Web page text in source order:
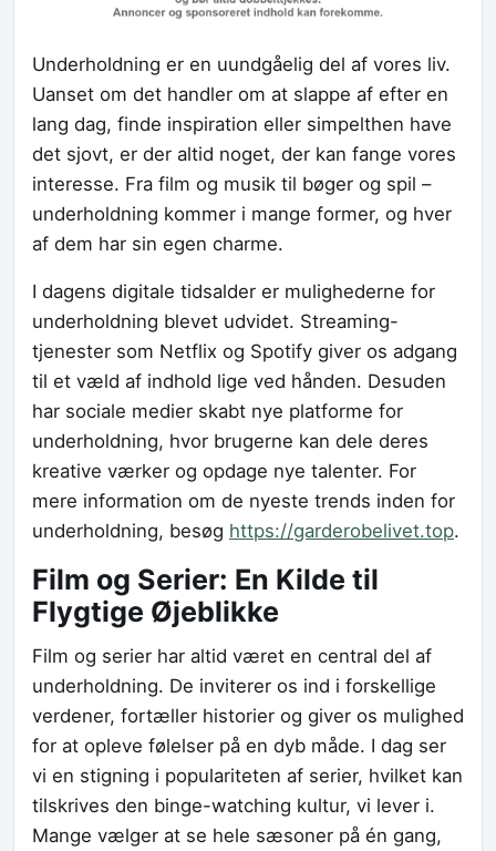
Underholdning er en uundgåelig del af vores liv.
Uanset om det handler om at slappe af efter en
lang dag, finde inspiration eller simpelthen have
det sjovt, er der altid noget, der kan fange vores
interesse. Fra film og musik til bøger og spil –
underholdning kommer i mange former, og hver
af dem har sin egen charme.
I dagens digitale tidsalder er mulighederne for
underholdning blevet udvidet. Streaming-
tjenester som Netflix og Spotify giver os adgang
til et væld af indhold lige ved hånden. Desuden
har sociale medier skabt nye platforme for
underholdning, hvor brugerne kan dele deres
kreative værker og opdage nye talenter. For
mere information om de nyeste trends inden for
underholdning, besøg https://garderobelivet.top.
Film og Serier: En Kilde til
Flygtige Øjeblikke
Film og serier har altid været en central del af
underholdning. De inviterer os ind i forskellige
verdener, fortæller historier og giver os mulighed
for at opleve følelser på en dyb måde. I dag ser
vi en stigning i populariteten af serier, hvilket kan
tilskrives den binge-watching kultur, vi lever i.
Mange vælger at se hele sæsoner på én gang,